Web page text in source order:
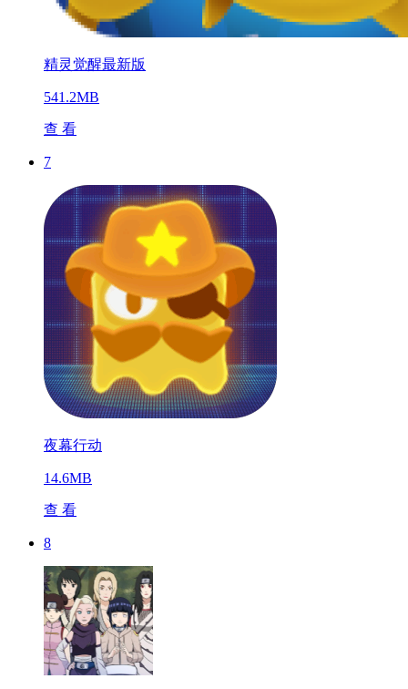
精灵觉醒最新版
541.2MB
查 看
7
夜幕行动
14.6MB
查 看
8